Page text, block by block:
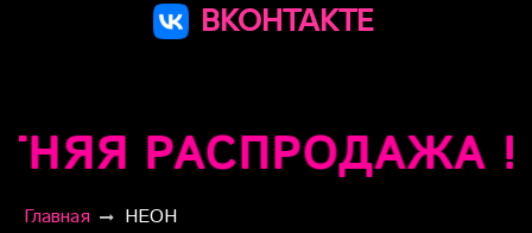
ВКОНТАКТЕ
!!!
Главная НЕОН